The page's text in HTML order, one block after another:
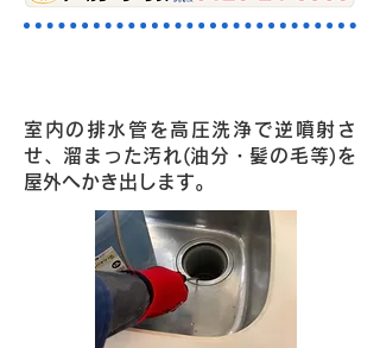
室内の排水管を高圧洗浄で逆噴射さ
せ、溜まった汚れ(油分・髪の毛等)を
屋外へかき出します。